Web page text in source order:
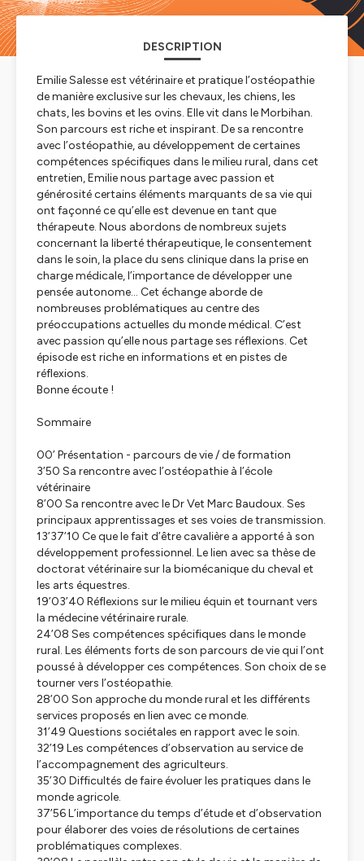
DESCRIPTION
Emilie Salesse est vétérinaire et pratique l’ostéopathie
de manière exclusive sur les chevaux, les chiens, les
chats, les bovins et les ovins. Elle vit dans le Morbihan.
Son parcours est riche et inspirant. De sa rencontre
avec l’ostéopathie, au développement de certaines
compétences spécifiques dans le milieu rural, dans cet
entretien, Emilie nous partage avec passion et
générosité certains éléments marquants de sa vie qui
ont façonné ce qu’elle est devenue en tant que
thérapeute. Nous abordons de nombreux sujets
concernant la liberté thérapeutique, le consentement
dans le soin, la place du sens clinique dans la prise en
charge médicale, l’importance de développer une
pensée autonome… Cet échange aborde de
nombreuses problématiques au centre des
préoccupations actuelles du monde médical. C’est
avec passion qu’elle nous partage ses réflexions. Cet
épisode est riche en informations et en pistes de
réflexions.
Bonne écoute !
Sommaire
00’ Présentation - parcours de vie / de formation
3’50 Sa rencontre avec l’ostéopathie à l’école
vétérinaire
8’00 Sa rencontre avec le Dr Vet Marc Baudoux. Ses
principaux apprentissages et ses voies de transmission.
13’37’10 Ce que le fait d’être cavalière a apporté à son
développement professionnel. Le lien avec sa thèse de
doctorat vétérinaire sur la biomécanique du cheval et
les arts équestres.
19’03’40 Réflexions sur le milieu équin et tournant vers
la médecine vétérinaire rurale.
24’08 Ses compétences spécifiques dans le monde
rural. Les éléments forts de son parcours de vie qui l’ont
poussé à développer ces compétences. Son choix de se
tourner vers l’ostéopathie.
28’00 Son approche du monde rural et les différents
services proposés en lien avec ce monde.
31’49 Questions sociétales en rapport avec le soin.
32’19 Les compétences d’observation au service de
l’accompagnement des agriculteurs.
35’30 Difficultés de faire évoluer les pratiques dans le
monde agricole.
37’56 L’importance du temps d’étude et d’observation
pour élaborer des voies de résolutions de certaines
problématiques complexes.